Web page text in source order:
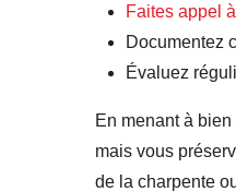
Faites appel
Documentez
Évaluez
En menant à
mais vous
de la charpente